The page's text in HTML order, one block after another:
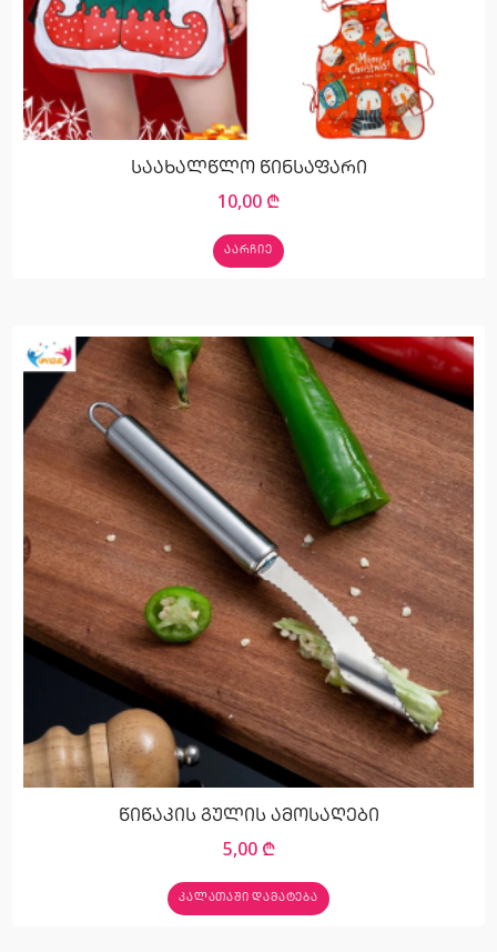
საახალწლო წინსაფარი
10,00 ₾
ᲐᲐᲠᲩᲘᲔ
წიწაკის გულის ამოსაღები
5,00 ₾
ᲙᲐᲚᲐᲗᲐᲨᲘ ᲓᲐᲛᲐᲢᲔᲑᲐ